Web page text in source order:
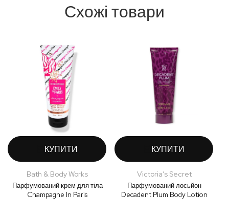
Схожі товари
КУПИТИ
Bath & Body Works
Парфумований крем для тіла
Champagne In Paris
КУПИТИ
Victoria’s Secret
Парфумований лосьйон
Decadent Plum Body Lotion